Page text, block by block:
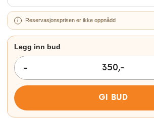
Reservasjonsprisen er ikke oppnådd
GI BUD